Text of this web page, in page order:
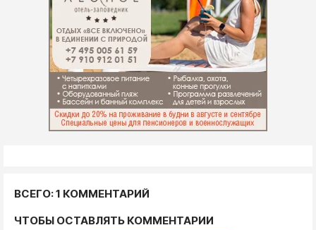
ВСЕГО: 1 КОММЕНТАРИЙ
ЧТОБЫ ОСТАВЛЯТЬ КОММЕНТАРИИ